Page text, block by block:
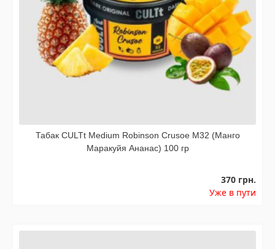
Табак CULTt Medium Robinson Crusoe M32 (Манго
Маракуйя Ананас) 100 гр
370 грн.
Уже в пути